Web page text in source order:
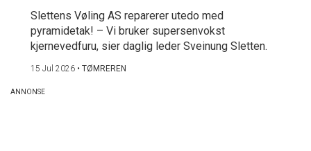
Slettens Vøling AS reparerer utedo med
pyramidetak! – Vi bruker supersenvokst
kjernevedfuru, sier daglig leder Sveinung Sletten.
15 Jul 2026 • TØMREREN